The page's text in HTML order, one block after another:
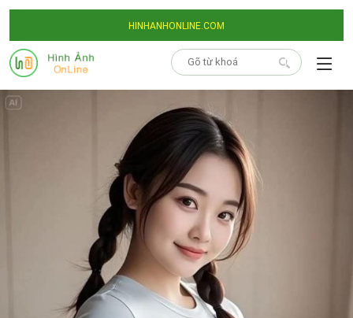
HINHANHONLINE.COM